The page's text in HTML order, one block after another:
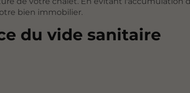
bien immobilier.
du vide sanitaire